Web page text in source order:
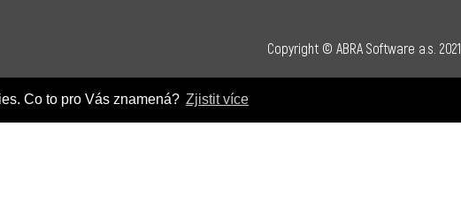
Co to pro Vás znamená? Zjistit více
Copyright © ABRA Software a.s. 2021